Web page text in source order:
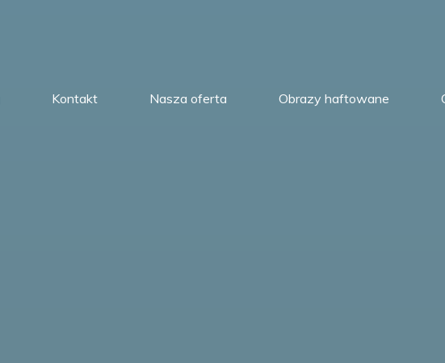
Kontakt Nasza oferta Obrazy haftowane